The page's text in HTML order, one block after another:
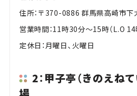
住所：〒370-0886 群馬県高崎市
営業時間：11時30分～15時（L.O 14
定休日：月曜日、火曜日
2：甲子亭（きのえね